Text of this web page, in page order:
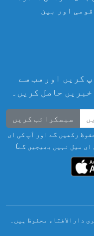
اور بین
کریں اور سب سے
حاصل کریں۔
سبسکرائب کریں
رکھیں گے اور آپ کی ای
میل نہیں بھیجیں گے)